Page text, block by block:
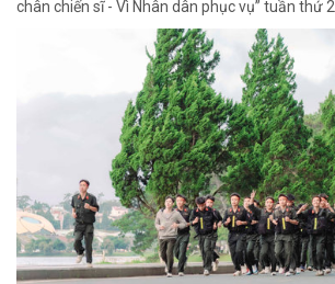
chân chiến sĩ - Vì Nhân dân phục vụ” tuần thứ 2.